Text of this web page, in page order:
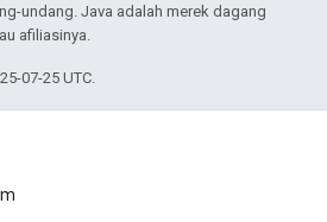
undang. Java adalah merek dagang
afiliasinya.
07-25 UTC.